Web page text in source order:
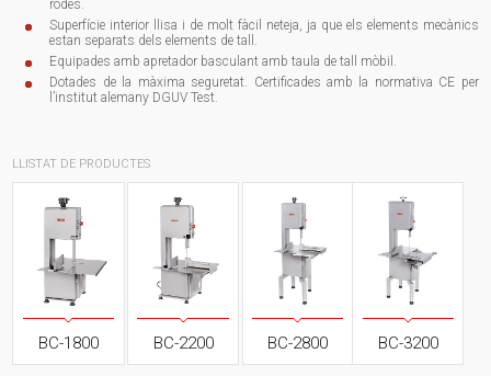
rodes.
Superfície interior llisa i de molt fàcil neteja, ja que els elements mecànics
estan separats dels elements de tall.
Equipades amb apretador basculant amb taula de tall mòbil.
Dotades de la màxima seguretat. Certificades amb la normativa CE per
l’institut alemany DGUV Test.
LLISTAT DE PRODUCTES
BC-1800 BC-2200 BC-2800 BC-3200